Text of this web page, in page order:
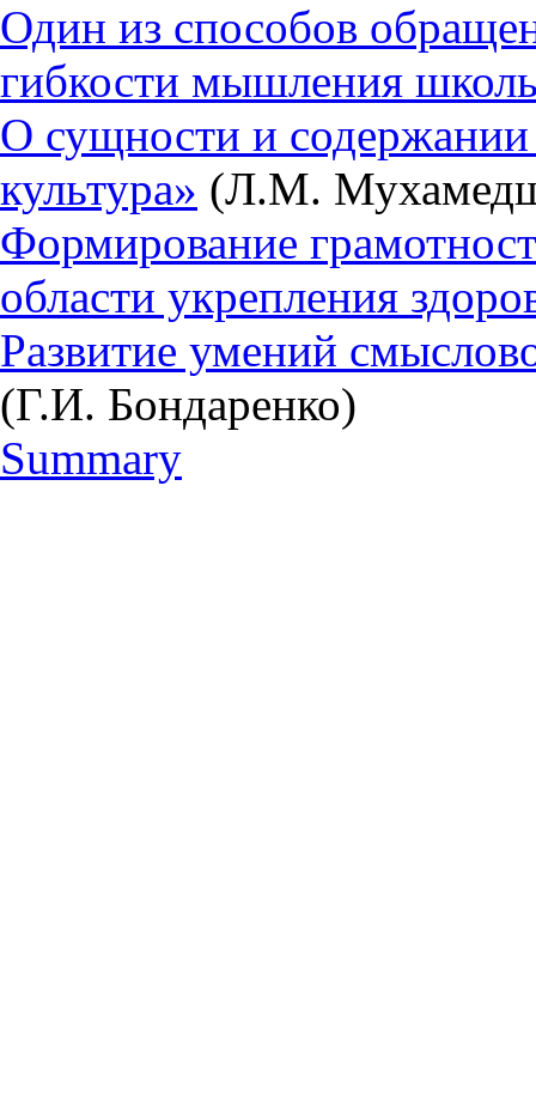
Один из способов
гибкости мышления
О сущности и содержании
культура» (Л.М.
Формирование
области укрепления
Развитие умений
(Г.И. Бондаренко)
Summary